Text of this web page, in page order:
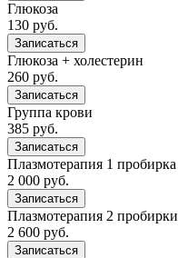
Глюкоза
130 руб.
Записаться
Глюкоза + холестерин
260 руб.
Записаться
Группа крови
385 руб.
Записаться
Плазмотерапия 1 пробирка
2 000 руб.
Записаться
Плазмотерапия 2 пробирки
2 600 руб.
Записаться